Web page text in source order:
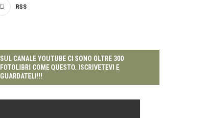
RSS
SUL CANALE YOUTUBE CI SONO OLTRE 300
FOTOLIBRI COME QUESTO. ISCRIVETEVI E
GUARDATELI!!!